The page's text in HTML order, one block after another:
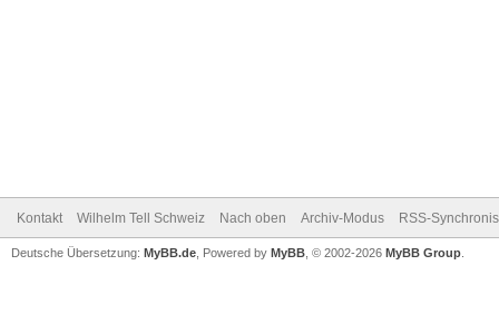
Kontakt Wilhelm Tell Schweiz Nach oben Archiv-Modus RSS-
Deutsche Übersetzung: MyBB.de , Powered by MyBB , © 2002-2026 MyBB Group